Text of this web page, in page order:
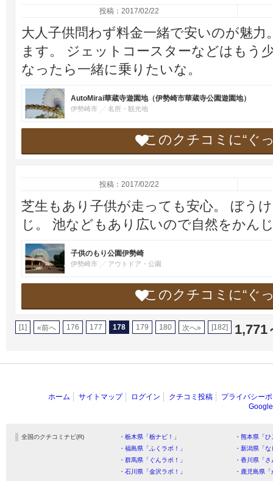
投稿：2017/02/22
大人子供問わず料金一緒で安いのが魅
ます。 ジェットコースターなどはもう
なったら一緒に乗りたいな。
AutoMirai華蔵寺遊園地（伊勢崎市華蔵寺公園遊園地）
伊勢崎市 名所・観光地
このクチコミに“ぐ
投稿：2017/02/22
芝生もあり子供が走っても安心。 ぼう
じ。 池などもあり広いので自然をかん
子供のもり公園伊勢崎
伊勢崎市 アウトドア・公園
このクチコミに“ぐ
[1] «前へ 176 177 178 179 180 次へ» [182] 1,771
ホーム サイトマップ ログイン クチコミ投稿
プライバシー
全国のクチコミナビ(R) ・栃木県「栃ナビ！」
・熊本県「
・福島県「ふくラボ！」
・新潟県「
・群馬県「ぐんラボ！」
・香川県「
・石川県「金沢ラボ！」
・鹿児島県